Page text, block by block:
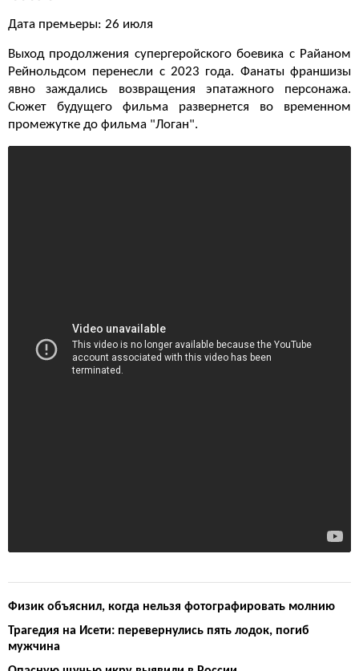
Дата премьеры: 26 июля
Выход продолжения супергеройского боевика с Райаном
Рейнольдсом перенесли с 2023 года. Фанаты франшизы
явно заждались возвращения эпатажного персонажа.
Сюжет будущего фильма развернется во временном
промежутке до фильма "Логан".
Физик объяснил, когда нельзя фотографировать молнию
Трагедия на Исети: перевернулись пять лодок, погиб
мужчина